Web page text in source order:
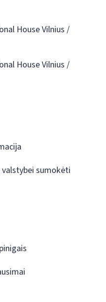
House Vilnius /
House Vilnius /
valstybei sumokėti